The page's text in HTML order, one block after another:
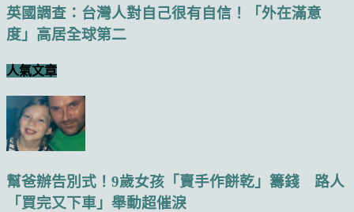
英國調查：台灣人對自己很有自信！「外在滿意
度」高居全球第二
人氣文章
幫爸辦告別式！9歲女孩「賣手作餅乾」籌錢 路人
「買完又下車」舉動超催淚